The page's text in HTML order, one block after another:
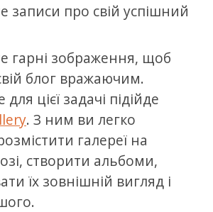
записи про свій успішний
гарні зображення, щоб
блог вражаючим.
цієї задачі підійде
. З ним ви легко
галереї на
створити альбоми,
їх зовнішній вигляд і